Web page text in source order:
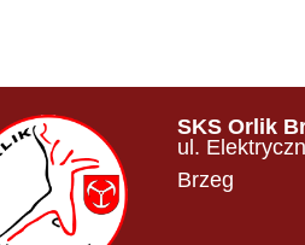
SKS Orlik
ul.
Brzeg​